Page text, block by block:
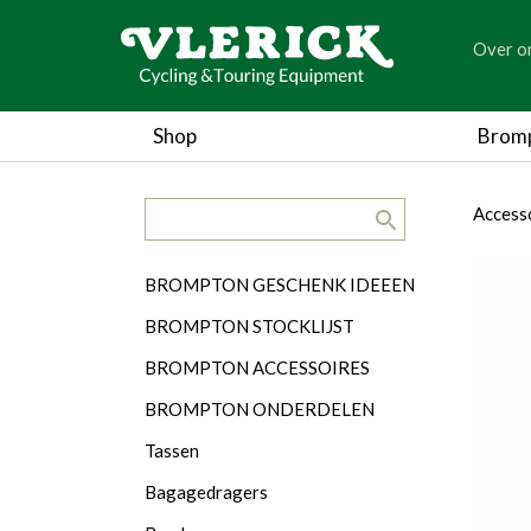
Over
Shop
Categorieën
BROMPTON GESCHENK IDEEEN
BROMPTON STOCKLIJST
BROMPTON ACCESSOIRES
BROMPTON ONDERDELEN
Tassen
Bagagedragers